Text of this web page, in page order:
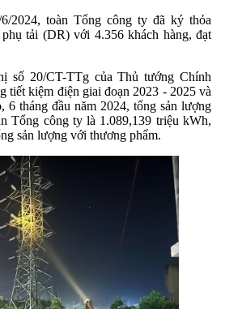
2024, toàn Tổng công ty đã ký thỏa
tải (DR) với 4.356 khách hàng, đạt
số 20/CT-TTg của Thủ tướng Chính
tiết kiệm điện giai đoạn 2023 - 2025 và
6 tháng đầu năm 2024, tổng sản lượng
Tổng công ty là 1.089,139 triệu kWh,
sản lượng với thương phẩm.